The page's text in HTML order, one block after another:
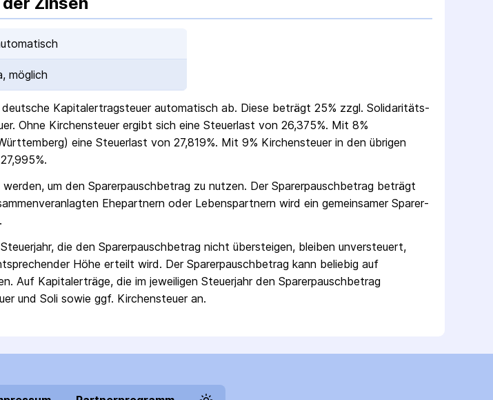
möglich
Kapital­ertrag­steuer automatisch ab. Diese beträgt 25% zzgl. Solidaritäts­
Ohne Kirchensteuer ergibt sich eine Steuerlast von 26,375%. Mit 8%
eine Steuerlast von 27,819%. Mit 9% Kirchensteuer in den übrigen
um den Sparer­pausch­betrag zu nutzen. Der Sparer­pausch­betrag beträgt
Ehepartnern oder Lebenspartnern wird ein gemeinsamer Sparer­
die den Sparer­pausch­betrag nicht übersteigen, bleiben unversteuert,
Höhe erteilt wird. Der Sparer­pausch­betrag kann beliebig auf
Auf Kapitalerträge, die im jeweiligen Steuerjahr den Sparer­pausch­betrag
und Soli sowie ggf. Kirchensteuer an.